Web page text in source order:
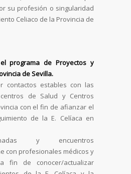
su profesión o singularidad
Celiaco de la Provincia de
programa de Proyectos y
de Sevilla.
contactos estables con las
de Salud y Centros
con el fin de afianzar el
de la E. Celíaca en
y encuentros
con profesionales médicos y
fin de conocer/actualizar